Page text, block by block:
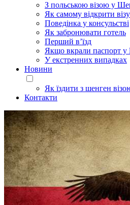
З польською візою у
Як самому відкрити візу
Поведінка у консульстві
Як забронювати готель
Перший в’їзд
Якщо вкрали паспорт у
У екстренних випадках
Новини
Як їздити з шенген
Контакти